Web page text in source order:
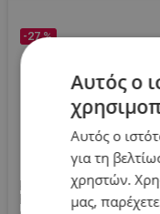
Κουβανέζικη
Bohmann BH 9309, 450
-27 %
Αυτός ο
Αυτός ο
για τη
χρηστών.
μας,